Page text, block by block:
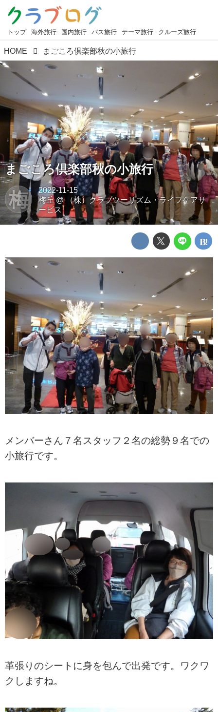
トップ 海外旅行 国内旅行 バス旅行 テーマ旅行 クルーズ旅行
HOME まごころ倶楽部秋の小旅行
まごころ倶楽部秋の小旅行
梅
2022-11-15
梅丘@
（株）クラブツーリズム・ライフケアサ
ービス
メンバーさん７名スタッフ２名の総勢９名での
小旅行です。
革張りのシートに身を包んで出発です。ワクワ
クしますね。